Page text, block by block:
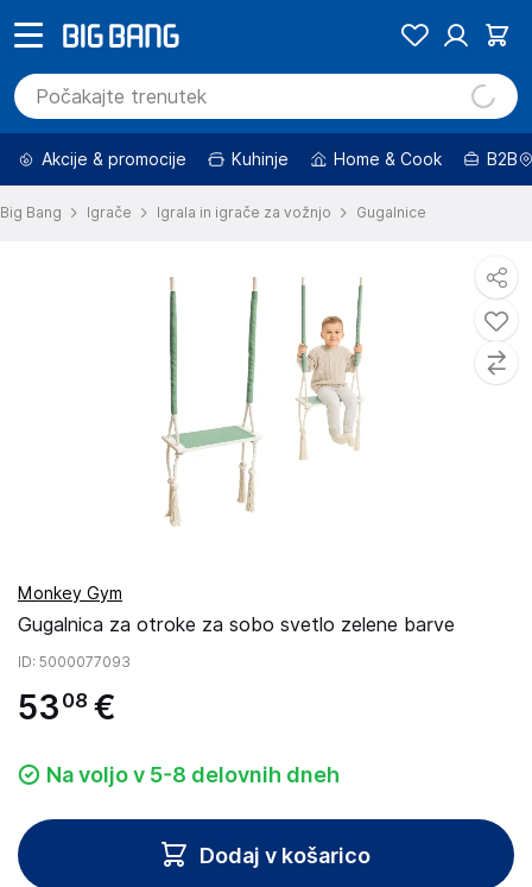
Akcije & promocije Kuhinje Home & Cook B2B
Big Bang Igrače Igrala in igrače za vožnjo Gugalnice
Monkey Gym
Gugalnica za otroke za sobo svetlo zelene barve
ID: 5000077093
53 08 €
Na voljo v 5-8 delovnih dneh
Dodaj v košarico